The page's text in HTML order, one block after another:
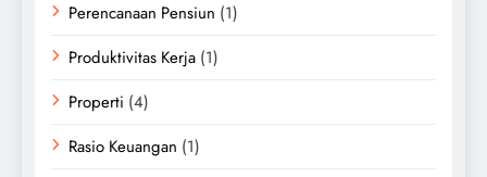
Perencanaan Pensiun (1)
Produktivitas Kerja (1)
Properti (4)
Rasio Keuangan (1)